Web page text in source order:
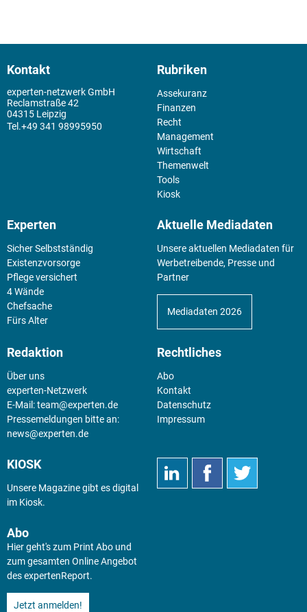
Kontakt
experten-netzwerk GmbH
Reclamstraße 42
04315 Leipzig
+49 341 98995950
Rubriken
Assekuranz
Finanzen
Recht
Management
Wirtschaft
Themenwelt
Tools
Kiosk
Experten
Sicher Selbstständig
Existenz­vorsorge
Pflege versichert
4 Wände
Chefsache
Fürs Alter
Aktuelle Mediadaten
Unsere aktuellen Mediadaten für
Werbetreibende, Presse und
Partner
Mediadaten 2026
Redaktion
Über uns
experten-Netzwerk
E-Mail:team@experten.de
Pressemeldungen bitte an:
news@experten.de
Rechtliches
Abo
Kontakt
Datenschutz
Impressum
KIOSK
Unsere Magazine gibt es digital
im Kiosk.
Abo
Hier geht's zum Print Abo und
zum gesamten Online Angebot
des expertenReport.
Jetzt anmelden!